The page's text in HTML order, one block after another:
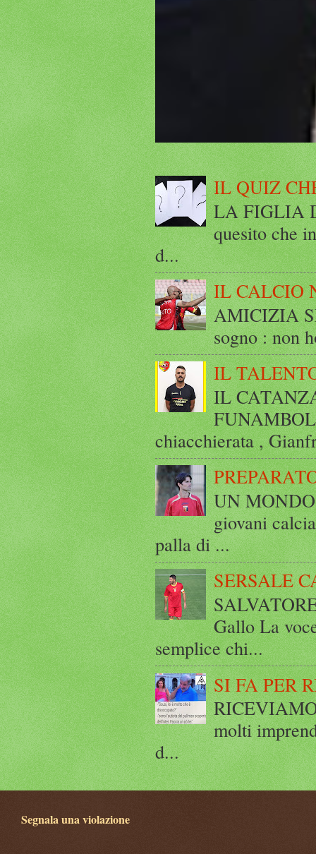
IL QUIZ
LA FIGLIA
quesito che
d...
IL CALCIO
AMICIZIA
sogno : non
IL
IL
chiacchierata ,
UN
giovani
palla di ...
SERSALE
Gallo La
semplice chi...
SI FA PER
molti
d...
Segnala una violazione